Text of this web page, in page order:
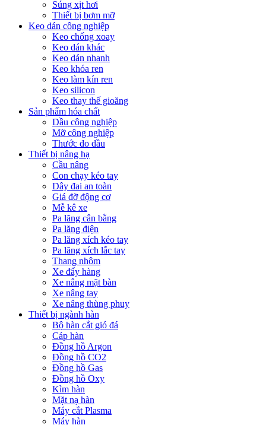
Súng xịt hơi
Thiết bị bơm mỡ
Keo dán công nghiệp
Keo chống xoay
Keo dán khác
Keo dán nhanh
Keo khóa ren
Keo làm kín ren
Keo silicon
Keo thay thế gioăng
Sản phẩm hóa chất
Dầu công nghiệp
Mỡ công nghiệp
Thước đo dầu
Thiết bị nâng hạ
Cầu nâng
Con chạy kéo tay
Dây đai an toàn
Giá đỡ động cơ
Mễ kê xe
Pa lăng cân bằng
Pa lăng điện
Pa lăng xích kéo tay
Pa lăng xích lắc tay
Thang nhôm
Xe đẩy hàng
Xe nâng mặt bàn
Xe nâng tay
Xe nâng thùng phuy
Thiết bị ngành hàn
Bộ hàn cắt gió đá
Cáp hàn
Đồng hồ Argon
Đồng hồ CO2
Đồng hồ Gas
Đồng hồ Oxy
Kìm hàn
Mặt nạ hàn
Máy cắt Plasma
Máy hàn